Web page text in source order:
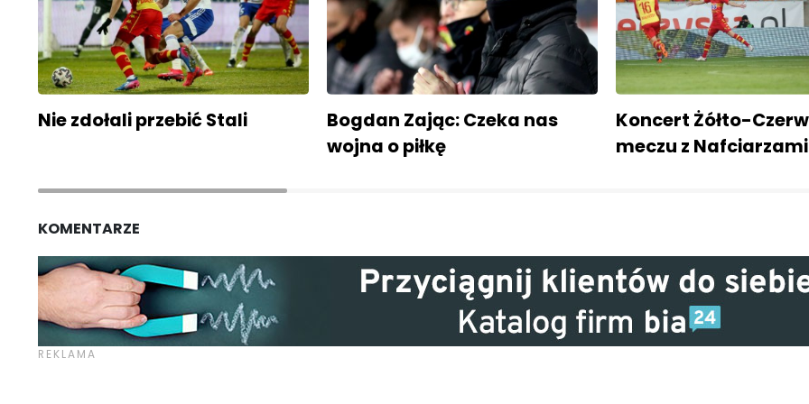
Nie zdołali przebić Stali
Bogdan Zając: Czeka nas
wojna o piłkę
Koncert Żółto-
meczu z Nafciarzami
KOMENTARZE